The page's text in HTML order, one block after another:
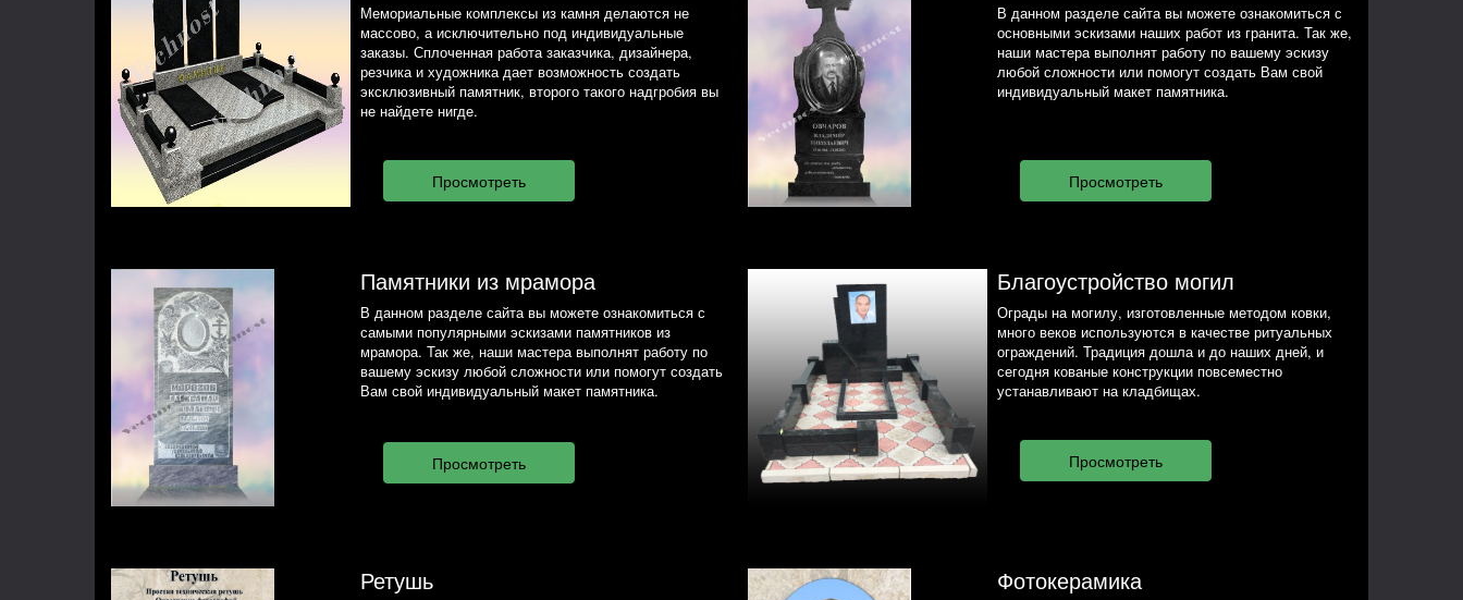
Мемориальные комплексы из камня делаются не
массово, а исключительно под индивидуальные
заказы. Сплоченная работа заказчика, дизайнера,
резчика и художника дает возможность создать
эксклюзивный памятник, второго такого надгробия вы
не найдете нигде.
В данном разделе сайта вы можете ознакомиться с
основными эскизами наших работ из гранита. Так же,
наши мастера выполнят работу по вашему эскизу
любой сложности или помогут создать Вам свой
индивидуальный макет памятника.
Памятники из мрамора
В данном разделе сайта вы можете ознакомиться с
самыми популярными эскизами памятников из
мрамора. Так же, наши мастера выполнят работу по
вашему эскизу любой сложности или помогут создать
Вам свой индивидуальный макет памятника.
Благоустройство могил
Ограды на могилу, изготовленные методом ковки,
много веков используются в качестве ритуальных
ограждений. Традиция дошла и до наших дней, и
сегодня кованые конструкции повсеместно
устанавливают на кладбищах.
Ретушь Фотокерамика